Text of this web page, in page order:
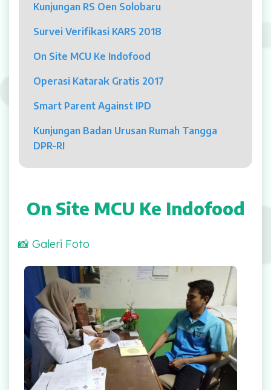
Pelayanan
Rawat Jalan
Rawat Inap
Kamar Operasi
Rehabilitasi Medik
Pelayanan 24 Jam
UGD
Laboratorium
Radiologi
Farmasi
Ambulans
Kunjungan RS Oen Solobaru
Survei Verifikasi KARS 2018
On Site MCU Ke Indofood
Operasi Katarak Gratis 2017
Smart Parent Against IPD
Kunjungan Badan Urusan Rumah Tangga
DPR-RI
On Site MCU Ke Indofood
📸 Galeri Foto
On Site MCU Ke Indofood